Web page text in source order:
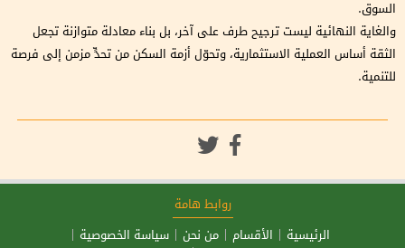
السوق.
والغاية النهائية ليست ترجيح طرف على آخر، بل بناء معادلة متوازنة تجعل
الثقة أساس العملية الاستثمارية، وتحوّل أزمة السكن من تحدٍّ مزمن إلى فرصة
للتنمية.
روابط هامة
الرئيسية
الأقسام من نحن
سياسة الخصوصية